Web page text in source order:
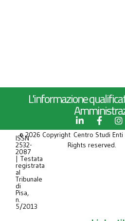
L'informazione
ISSN
2532-
2087
| Testata
registrata
al
Tribunale
di
Pisa,
n.
5/2013
© 2026 Copyright Centro Studi Enti
Rights reserved.